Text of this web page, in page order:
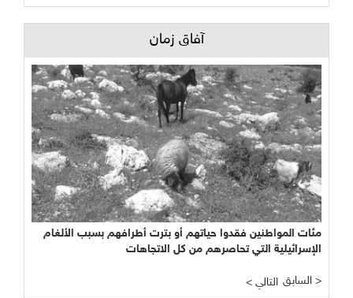
آفاق زمان
مئات المواطنين فقدوا حياتهم أو بترت أطرافهم بسبب الألغام
الإسرائيلية التي تحاصرهم من كل الاتجاهات
< التالي السابق >